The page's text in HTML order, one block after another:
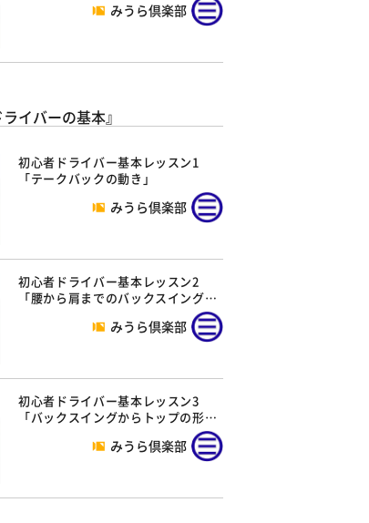
みうら倶楽部
イバーの基本』
初心者ドライバー基本レッスン1
「テークバックの動き」
みうら倶楽部
初心者ドライバー基本レッスン2
「腰から肩までのバックスイング…
みうら倶楽部
初心者ドライバー基本レッスン3
「バックスイングからトップの形…
みうら倶楽部